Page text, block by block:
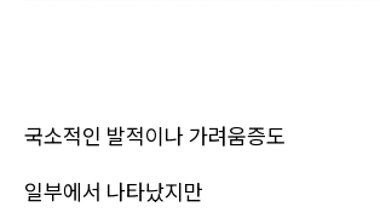
국소적인 발적이나 가려움증도
일부에서 나타났지만